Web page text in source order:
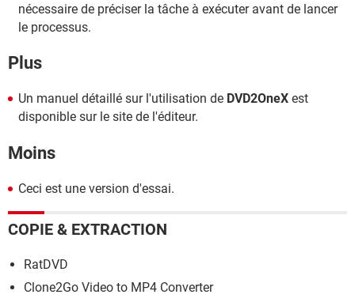
nécessaire de préciser la tâche à exécuter avant de lancer
le processus.
Plus
Un manuel détaillé sur l'utilisation de DVD2OneX est
disponible sur le site de l'éditeur.
Moins
Ceci est une version d'essai.
COPIE & EXTRACTION
RatDVD
Clone2Go Video to MP4 Converter